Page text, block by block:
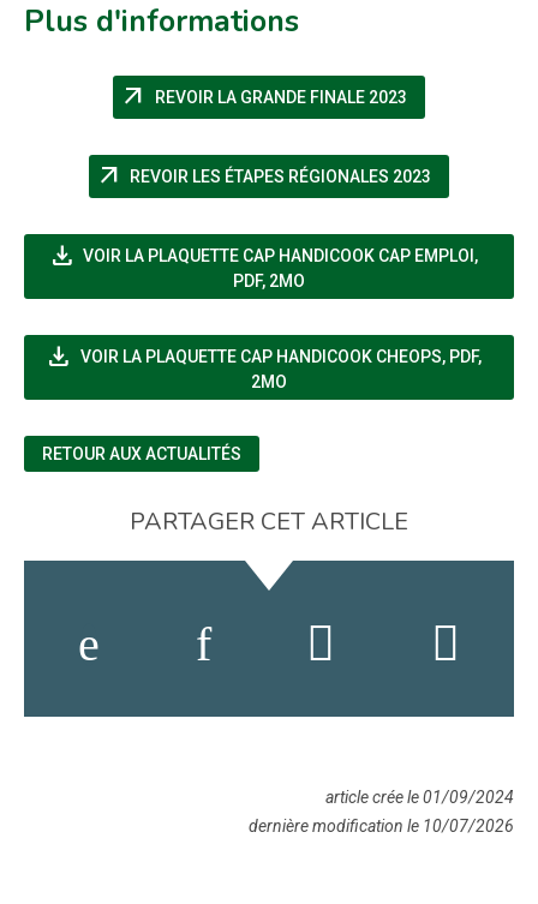
Plus d'informations
arrow_outward REVOIR LA GRANDE FINALE 2023(NOUVELLE
arrow_outward REVOIR LES ÉTAPES RÉGIONALES 2023
file_download VOIR LA PLAQUETTE CAP HANDICOOK CAP EMPLOI ,
PDF, 2MO
file_download VOIR LA PLAQUETTE CAP HANDICOOK CHEOPS(NOUVELLE
, PDF,
2MO
RETOUR AUX ACTUALITÉS
PARTAGER CET ARTICLE
article crée le 01/09/2024
dernière modification le 10/07/2026